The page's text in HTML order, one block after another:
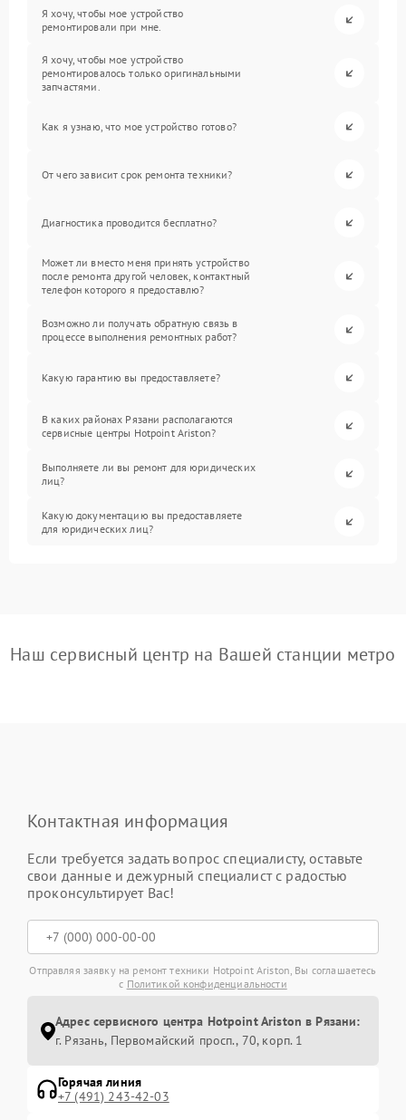
Я хочу, чтобы мое устройство
ремонтировали при мне.
Я хочу, чтобы мое устройство
ремонтировалось только оригинальными
запчастями.
Как я узнаю, что мое устройство готово?
От чего зависит срок ремонта техники?
Диагностика проводится бесплатно?
Может ли вместо меня принять устройство
после ремонта другой человек, контактный
телефон которого я предоставлю?
Возможно ли получать обратную связь в
процессе выполнения ремонтных работ?
Какую гарантию вы предоставляете?
В каких районах Рязани располагаются
сервисные центры Hotpoint Ariston?
Выполняете ли вы ремонт для юридических
лиц?
Какую документацию вы предоставляете
для юридических лиц?
Наш сервисный центр на Вашей станции метро
Контактная информация
Если требуется задать вопрос специалисту, оставьте
свои данные и дежурный специалист с радостью
проконсультирует Вас!
Отправляя заявку на ремонт техники Hotpoint Ariston, Вы соглашаетесь
с Политикой конфиденциальности
Адрес сервисного центра Hotpoint Ariston в Рязани:
г. Рязань, Первомайский просп., 70, корп. 1
Горячая линия
+7 (491) 243-42-03